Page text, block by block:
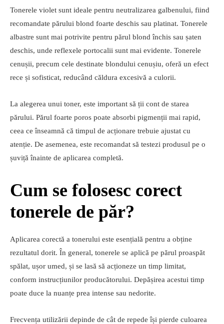
Tonerele violet sunt ideale pentru neutralizarea galbenului, fiind
recomandate părului blond foarte deschis sau platinat. Tonerele
albastre sunt mai potrivite pentru părul blond închis sau șaten
deschis, unde reflexele portocalii sunt mai evidente. Tonerele
cenușii, precum cele destinate blondului cenușiu, oferă un efect
rece și sofisticat, reducând căldura excesivă a culorii.
La alegerea unui toner, este important să ții cont de starea
părului. Părul foarte poros poate absorbi pigmenții mai rapid,
ceea ce înseamnă că timpul de acționare trebuie ajustat cu
atenție. De asemenea, este recomandat să testezi produsul pe o
șuviță înainte de aplicarea completă.
Cum se folosesc corect
tonerele de păr?
Aplicarea corectă a tonerului este esențială pentru a obține
rezultatul dorit. În general, tonerele se aplică pe părul proaspăt
spălat, ușor umed, și se lasă să acționeze un timp limitat,
conform instrucțiunilor producătorului. Depășirea acestui timp
poate duce la nuanțe prea intense sau nedorite.
Frecvența utilizării depinde de cât de repede își pierde culoarea